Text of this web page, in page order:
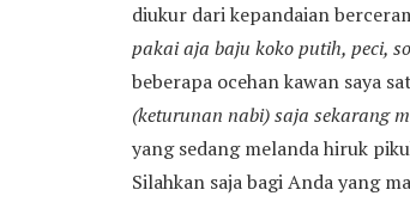
diukur dari kepandaian
pakai aja baju koko putih, peci,
beberapa ocehan kawan saya
(keturunan nabi) saja sekarang
yang sedang melanda hiruk
Silahkan saja bagi Anda yang